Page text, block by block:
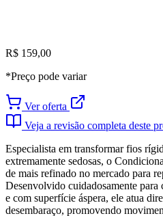
R$ 159,00
*Preço pode variar
Ver oferta
Veja a revisão completa deste
Especialista em transformar fios
extremamente sedosas, o
de mais refinado no mercado para
Desenvolvido cuidadosamente para
e com superfície áspera, ele atua
desembaraço, promovendo